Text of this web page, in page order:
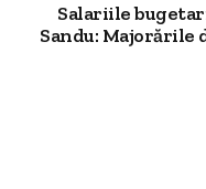
Salariile
Sandu: Majorările